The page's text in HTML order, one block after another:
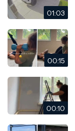
01:03
00:15
00:10